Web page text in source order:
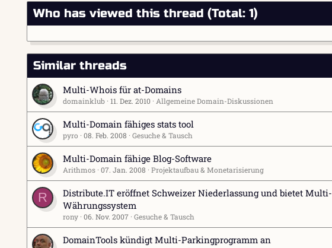
Who has viewed this thread (Total: 1)
Similar threads
Multi-Whois für at-Domains
domainklub 11. Dez. 2010 Allgemeine Domain-Diskussionen
Multi-Domain fähiges stats tool
pyro 08. Feb. 2008 Gesuche & Tausch
Multi-Domain fähige Blog-Software
Arithmos 07. Jan. 2008 Projektaufbau & Monetarisierung
R
Distribute.IT eröffnet Schweizer Niederlassung und bietet Multi-
Währungssystem
rony 06. Nov. 2007 Gesuche & Tausch
DomainTools kündigt Multi-Parkingprogramm an